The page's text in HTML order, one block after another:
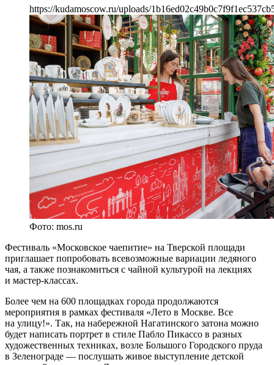
https://kudamoscow.ru/uploads/
Фото: mos.ru
Фестиваль «Московское чаепитие» на Тверской площади
приглашает попробовать всевозможные вариации ледяного
чая, а также познакомиться с чайной культурой на лекциях
и мастер-классах.
Более чем на 600 площадках города продолжаются
мероприятия в рамках фестиваля «Лето в Москве. Все
на улицу!». Так, на набережной Нагатинского затона можно
будет написать портрет в стиле Пабло Пикассо в разных
художественных техниках, возле Большого Городского пруда
в Зеленограде — послушать живое выступление детской